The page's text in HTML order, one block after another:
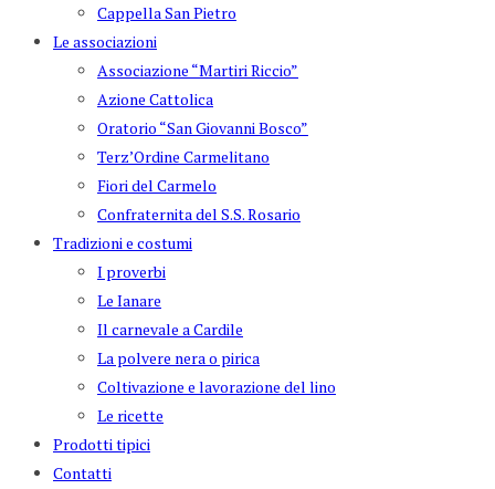
Cappella San Pietro
Le associazioni
Associazione “Martiri Riccio”
Azione Cattolica
Oratorio “San Giovanni Bosco”
Terz’Ordine Carmelitano
Fiori del Carmelo
Confraternita del S.S. Rosario
Tradizioni e costumi
I proverbi
Le Ianare
Il carnevale a Cardile
La polvere nera o pirica
Coltivazione e lavorazione del lino
Le ricette
Prodotti tipici
Contatti